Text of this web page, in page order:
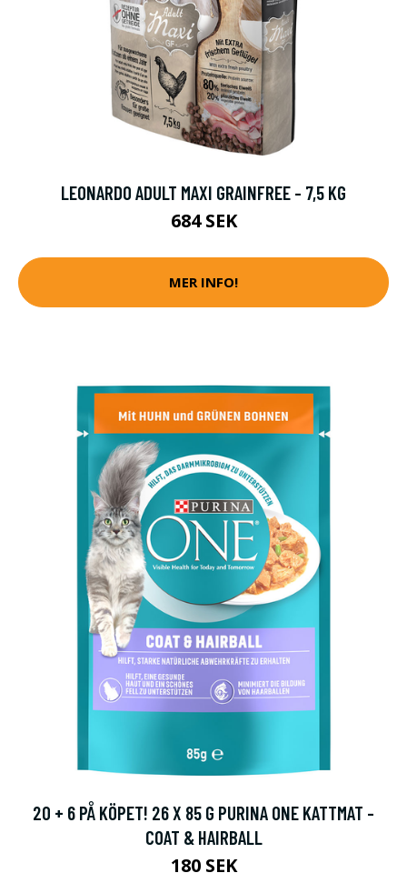
LEONARDO ADULT MAXI GRAINFREE - 7,5 KG
684 SEK
MER INFO!
20 + 6 PÅ KÖPET! 26 X 85 G PURINA ONE KATTMAT -
COAT & HAIRBALL
180 SEK